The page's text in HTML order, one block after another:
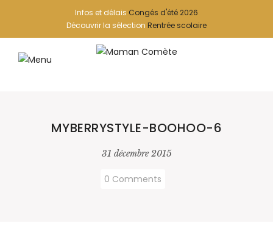
Infos et délais Congés d'été 2026
Découvrir la sélection Rentrée scolaire
MYBERRYSTYLE-BOOHOO-6
31 décembre 2015
0 Comments